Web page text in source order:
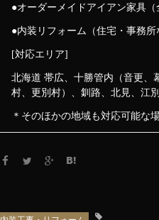
●オーダーメイドアイアン家具（
●内装リフォーム（住宅・事務所
[対応エリア]
北海道 帯広、十勝管内（音更、
村、更別村）、釧路、北見、江
＊そのほかの地域も対応可能な